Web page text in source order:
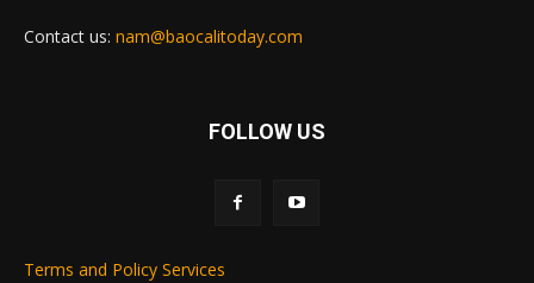
Contact us: nam@baocalitoday.com
FOLLOW US
Terms and Policy Services